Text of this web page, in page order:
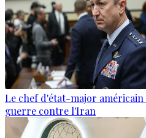
Le chef d'état-major américain
guerre contre l'Iran